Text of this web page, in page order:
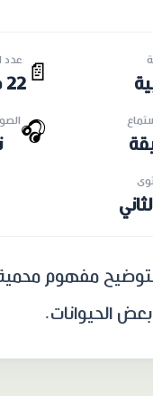
📄
عدد
22 صفحة
🎧
مفهوم
الحيوانات.